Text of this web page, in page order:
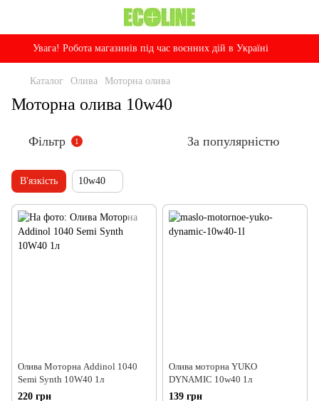
Увага! Робота магазинів під час воєнних дій в Україні
Каталог Олива Моторна олива
Моторна олива 10w40
Фільтр 1 За популярністю
В'язкість 10w40
Олива Моторна Addinol 1040
Semi Synth 10W40 1л
220 грн
Олива моторна YUKO
DYNAMIC 10w40 1л
139 грн